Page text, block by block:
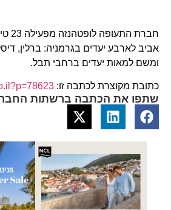
אביב לארבע יעדים בגרמניה: ברלין,
ומשם למאות יעדים ברחבי תבל.
כתובת מקוצרת לכתבה זו:
שתפו את הכתבה ברשתות